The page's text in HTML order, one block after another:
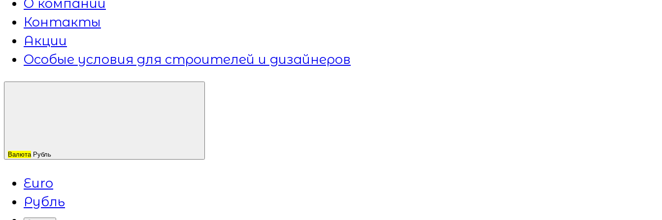
О компании
Контакты
Акции
Особые условия для строителей и дизайнеров
Валюта Рубль
Euro
Рубль